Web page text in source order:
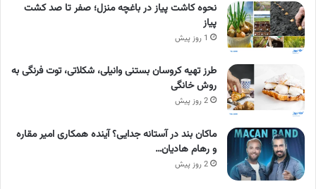
نحوه کاشت پیاز در باغچه منزل؛ صفر تا صد کشت
پیاز
1 روز پیش
طرز تهیه کروسان بستنی وانیلی، شکلاتی، توت فرنگی به
روش خانگی
2 روز پیش
ماکان بند در آستانه جدایی؟ آینده همکاری امیر مقاره
و رهام هادیان…
2 روز پیش